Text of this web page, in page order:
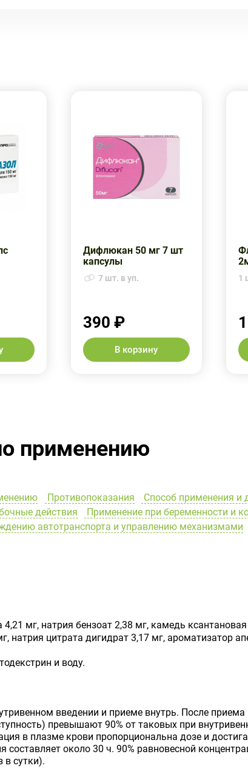
Дифлюкан 50 мг 7 шт
капсулы
7 шт. в уп.
390 ₽
В корзину
1
применению
Противопоказания Способ применения и
действия Применение при беременности и
автотранспорта и управлению механизмами
мг, натрия бензоат 2,38 мг, камедь
натрия цитрата дигидрат 3,17 мг, ароматизатор
и воду.
введении и приеме внутрь. После
превышают 90% от таковых при
в плазме крови пропорциональна дозе и
около 30 ч. 90% равновесной
в сутки).